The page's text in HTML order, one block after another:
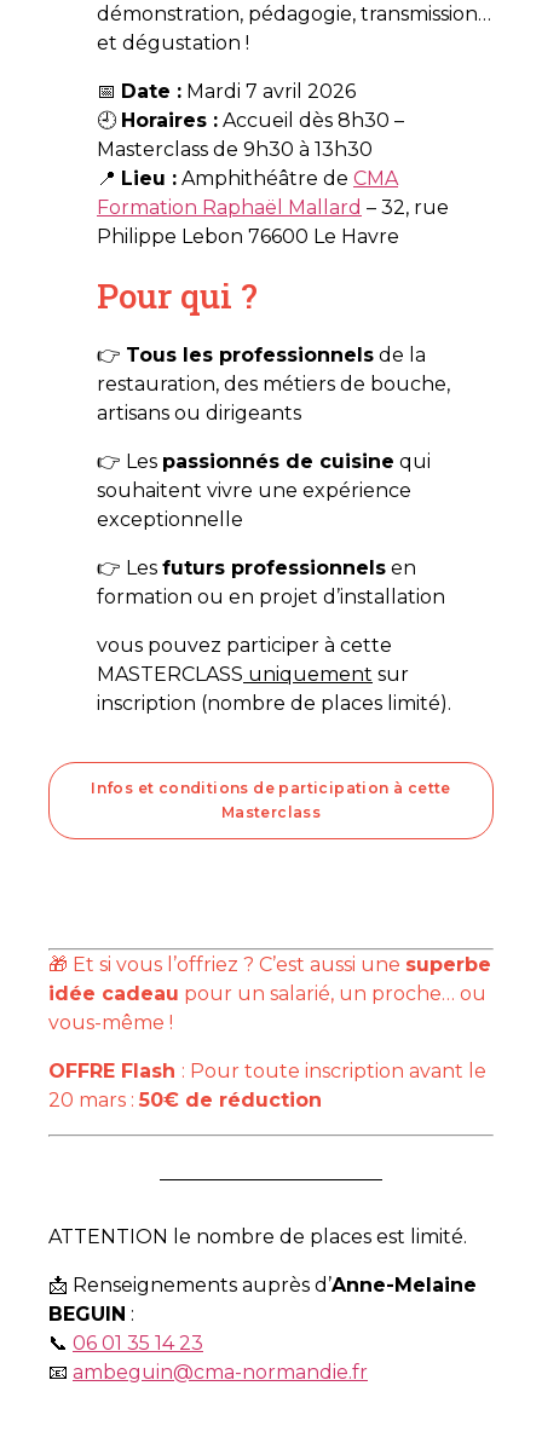
démonstration, pédagogie, transmission…
et dégustation !
📅 Date : Mardi 7 avril 2026
🕘 Horaires : Accueil dès 8h30 –
Masterclass de 9h30 à 13h30
📍 Lieu : Amphithéâtre de CMA
Formation Raphaël Mallard – 32, rue
Philippe Lebon 76600 Le Havre
Pour qui ?
👉 Tous les professionnels de la
restauration, des métiers de bouche,
artisans ou dirigeants
👉 Les passionnés de cuisine qui
souhaitent vivre une expérience
exceptionnelle
👉 Les futurs professionnels en
formation ou en projet d’installation
vous pouvez participer à cette
MASTERCLASS uniquement sur
inscription (nombre de places limité).
Infos et conditions de participation à cette
Masterclass
🎁 Et si vous l’offriez ? C’est aussi une superbe
idée cadeau pour un salarié, un proche… ou
vous-même !
OFFRE Flash : Pour toute inscription avant le
20 mars : 50€ de réduction
ATTENTION le nombre de places est limité.
📩 Renseignements auprès d’Anne-Melaine
BEGUIN :
📞 06 01 35 14 23
📧 ambeguin@cma-normandie.fr